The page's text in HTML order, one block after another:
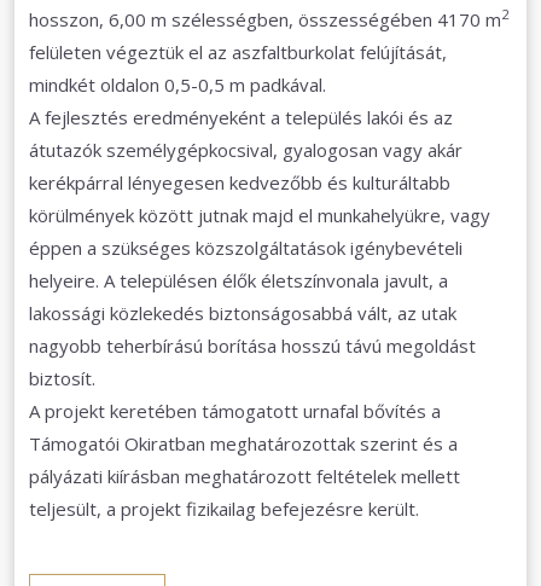
hosszon, 6,00 m szélességben, összességében 4170 m2
felületen végeztük el az aszfaltburkolat felújítását,
mindkét oldalon 0,5-0,5 m padkával.
A fejlesztés eredményeként a település lakói és az
átutazók személygépkocsival, gyalogosan vagy akár
kerékpárral lényegesen kedvezőbb és kulturáltabb
körülmények között jutnak majd el munkahelyükre, vagy
éppen a szükséges közszolgáltatások igénybevételi
helyeire. A településen élők életszínvonala javult, a
lakossági közlekedés biztonságosabbá vált, az utak
nagyobb teherbírású borítása hosszú távú megoldást
biztosít.
A projekt keretében támogatott urnafal bővítés a
Támogatói Okiratban meghatározottak szerint és a
pályázati kiírásban meghatározott feltételek mellett
teljesült, a projekt fizikailag befejezésre került.